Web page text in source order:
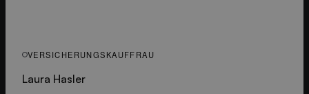
VERSICHERUNGSKAUFFRAU
Laura Hasler